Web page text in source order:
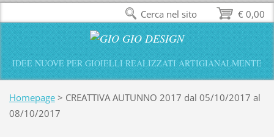
IDEE NUOVE PER GIOIELLI REALIZZATI ARTIGIANALMENTE
Homepage > CREATTIVA AUTUNNO 2017 dal 05/10/2017 al
08/10/2017
€ 0,00
Cerca nel sito